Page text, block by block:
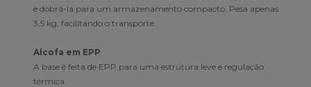
e dobrá-la para um armazenamento compacto. Pesa apenas
3,5 kg, facilitando o transporte.
Alcofa em EPP
A base é feita de EPP para uma estrutura leve e regulação
térmica.